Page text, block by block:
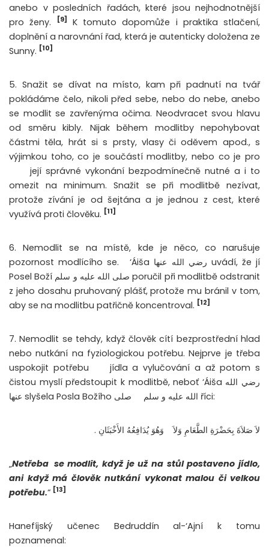
anebo v posledních řadách, které jsou nejhodnotnější
pro ženy.
[9]
K tomuto dopomůže i praktika stlačení,
doplnění a narovnání řad, která je autenticky doložena ze
Sunny. [10]
5. Snažit se dívat na místo, kam při padnutí na tvář
pokládáme čelo, nikoli před sebe, nebo do nebe, anebo
se modlit se zavřenýma očima. Neodvracet svou hlavu
od směru kibly. Nijak během modlitby nepohybovat
částmi těla, hrát si s prsty, vlasy či oděvem apod., s
výjimkou toho, co je součástí modlitby, nebo co je pro
její správné vykonání bezpodmínečně nutné a i to
omezit na minimum. Snažit se při modlitbě nezívat,
protože zívání je od šejtána a je jednou z cest, které
využívá proti člověku. [11]
6. Nemodlit se na místě, kde je něco, co narušuje
pozornost modlícího se.
‘Áiša رضي الله عنها uvádí, že jí
Posel Boží صلى الله عليه و سلم poručil při modlitbě odstranit
z jeho dosahu pruhovaný plášť, protože mu bránil v tom,
aby se na modlitbu patřičně koncentroval. [12]
7. Nemodlit se tehdy, když člověk cítí bezprostřední hlad
nebo nutkání na fyziologickou potřebu. Nejprve je třeba
uspokojit potřebu
jídla a vylučování a až potom s
čistou myslí předstoupit k modlitbě, neboť ‘Áiša رضي الله
عنها slyšela Posla Božího صلى
الله عليه و سلم říci:
لاَ صَلاَةَ بِحَضْرَةِ الطَّعَامِ وَلاَ وَهُوَ يُدَافِعُهُ الأَخْبَثَانِ .
„Netřeba se modlit, když je už na stůl postaveno jídlo,
ani když má člověk nutkání vykonat malou či velkou
potřebu.“ [13]
Hanefíjský učenec Bedruddín al-‘Ajní k tomu
poznamenal: